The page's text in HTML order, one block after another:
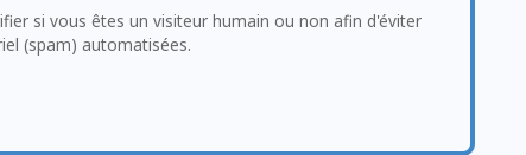
si vous êtes un visiteur humain ou non afin d'éviter
(spam) automatisées.